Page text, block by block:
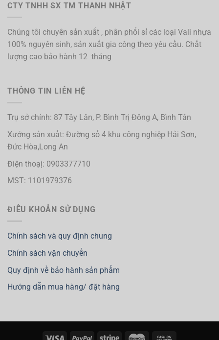
CTY TNHH SX TM THANH NHẬT
Chúng tôi chuyên sản xuất , phân phối sỉ các loại Vali nhựa
100% nguyên sinh, sản xuất gia công theo yêu cầu. Chất
lượng cao bảo hành 12 tháng
THÔNG TIN LIÊN HỆ
Trụ sở chính: 87 Tây Lân, P. Bình Trị Đông A, Bình Tân
Xưởng sản xuất: Đường số 4 khu công nghiệp Hải Sơn,
Đức Hòa,Long An
Điện thoạị: 0903377710
MST: 1101979376
ĐIỀU KHOẢN SỬ DỤNG
Chính sách và quy định chung
Chính sách vận chuyển
Quy định về bảo hành sản phẩm
Hướng dẫn mua hàng/ đặt hàng